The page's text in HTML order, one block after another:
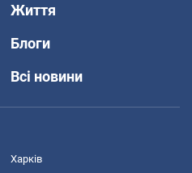
Життя
Блоги
Всі новини
Харків